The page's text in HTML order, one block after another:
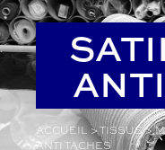
ACCUEIL>TISSUS>
ANTI TACHES